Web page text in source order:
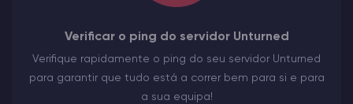
Verificar o ping do servidor Unturned
Verifique rapidamente o ping do seu servidor Unturned
para garantir que tudo está a correr bem para si e para
a sua equipa!